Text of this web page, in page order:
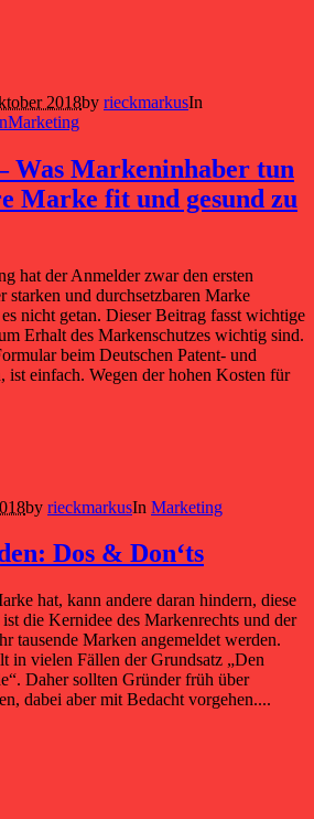
2018by rieckmarkusIn
Marketing
Was Markeninhaber tun
Marke fit und gesund zu
hat der Anmelder zwar den ersten
starken und durchsetzbaren Marke
nicht getan. Dieser Beitrag fasst wichtige
Erhalt des Markenschutzes wichtig sind.
beim Deutschen Patent- und
ist einfach. Wegen der hohen Kosten für
by rieckmarkusIn Marketing
Dos & Don‘ts
hat, kann andere daran hindern, diese
die Kernidee des Markenrechts und der
tausende Marken angemeldet werden.
in vielen Fällen der Grundsatz „Den
Daher sollten Gründer früh über
dabei aber mit Bedacht vorgehen....